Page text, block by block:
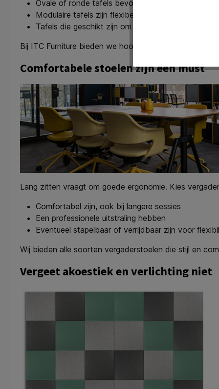
Ovale of ronde tafels bevorderen
Modulaire tafels zijn flexibel en kunnen
Tafels die geschikt zijn om staand te vergaderen
Bij ITC Furniture bieden we hoogwaardige
Comfortabele stoelen zijn een must
Lang zitten vraagt om goede ergonomie. Kies
Comfortabel zijn, ook bij langere sessies
Een professionele uitstraling hebben
Eventueel stapelbaar of verrijdbaar zijn voor
Wij bieden alle soorten vergaderstoelen die stijl en
Vergeet akoestiek en verlichting niet